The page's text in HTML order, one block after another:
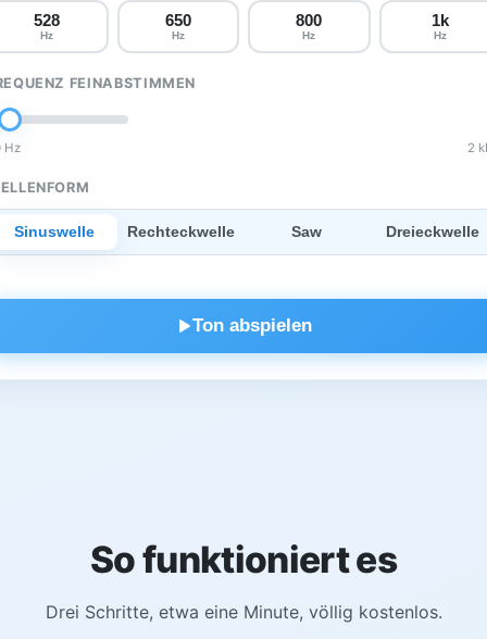
528
Hz
650
Hz
800
Hz
1k
Hz
FEINABSTIMMEN
Hz 2
Sinuswelle Rechteckwelle Saw Dreieckwelle
Ton abspielen
So funktioniert es
Drei Schritte, etwa eine Minute, völlig kostenlos.